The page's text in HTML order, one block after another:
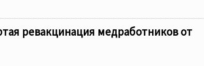
ревакцинация медработников от